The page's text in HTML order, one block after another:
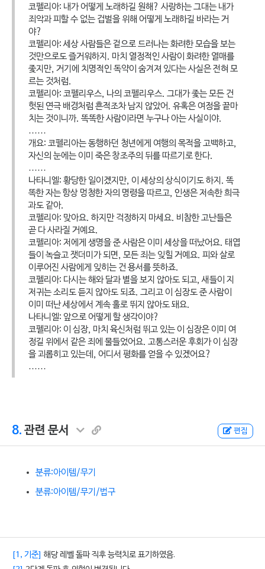
코펠리아: 내가 어떻게 노래하길 원해? 사랑하는 그대는 내가
죄악과 피할 수 없는 겁벌을 위해 어떻게 노래하길 바라는 거
야?
코펠리아: 세상 사람들은 겉으로 드러나는 화려한 모습을 보는
것만으로도 즐거워하지. 마치 열정적인 사람이 화려한 열매를
좇지만, 거기에 치명적인 독약이 숨겨져 있다는 사실은 전혀 모
르는 것처럼.
코펠리아: 코펠리우스, 나의 코펠리우스. 그대가 좇는 모든 건
헛된 연극 배경처럼 흔적조차 남지 않았어. 유혹은 여정을 끝마
치는 것이니까. 똑똑한 사람이라면 누구나 아는 사실이야.
……
개요: 코펠리아는 동행하던 청년에게 여행의 목적을 고백하고,
자신의 눈에는 이미 죽은 창조주의 뒤를 따르기로 한다.
……
나타니엘: 황당한 일이겠지만, 이 세상의 상식이기도 하지. 똑
똑한 자는 항상 멍청한 자의 명령을 따르고, 인생은 저속한 희극
과도 같아.
코펠리아: 맞아요. 하지만 걱정하지 마세요. 비참한 고난들은
곧 다 사라질 거예요.
코펠리아: 저에게 생명을 준 사람은 이미 세상을 떠났어요. 태엽
들이 녹슬고 잿더미가 되면, 모든 죄는 잊힐 거예요. 피와 살로
이루어진 사람에게 잊히는 건 용서를 뜻하죠.
코펠리아: 다시는 해와 달과 별을 보지 않아도 되고, 새들이 지
저귀는 소리도 듣지 않아도 되죠. 그리고 이 심장도 준 사람이
이미 떠난 세상에서 계속 홀로 뛰지 않아도 돼요.
나타니엘: 앞으로 어떻게 할 생각이야?
코펠리아: 이 심장, 마치 육신처럼 뛰고 있는 이 심장은 이미 여
정길 위에서 같은 죄에 물들었어요. 고통스러운 후회가 이 심장
을 괴롭히고 있는데, 어디서 평화를 얻을 수 있겠어요?
……
8. 관련 문서 편집
분류:아이템/무기
분류:아이템/무기/법구
[1, 기준] 해당 레벨 돌파 직후 능력치로 표기하였음.